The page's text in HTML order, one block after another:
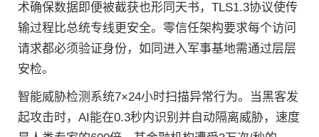
术确保数据即便被截获也形同天书，TLS1.3协议使传
输过程比总统专线更安全。零信任架构要求每个访问
请求都必须验证身份，如同进入军事基地需通过层层
安检。
智能威胁检测系统7×24小时扫描异常行为。当黑客发
起攻击时，AI能在0.3秒内识别并自动隔离威胁，速度